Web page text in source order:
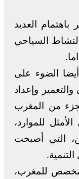
باهتمام العديد
السياحي
الضوء على
وإعداد
من المغرب
للموارد،
التي أصبحت
للمغرب،